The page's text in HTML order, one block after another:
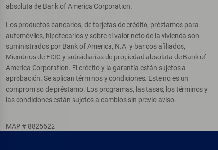
absoluta de Bank of America Corporation.
Los productos bancarios, de tarjetas de crédito, préstamos para
automóviles, hipotecarios y sobre el valor neto de la vivienda son
suministrados por Bank of America, N.A. y bancos afiliados,
Miembros de FDIC y subsidiarias de propiedad absoluta de Bank of
America Corporation. El crédito y la garantía están sujetos a
aprobación. Se aplican términos y condiciones. Este no es un
compromiso de préstamo. Los programas, las tasas, los términos y
las condiciones están sujetos a cambios sin previo aviso.
MAP # 8825622